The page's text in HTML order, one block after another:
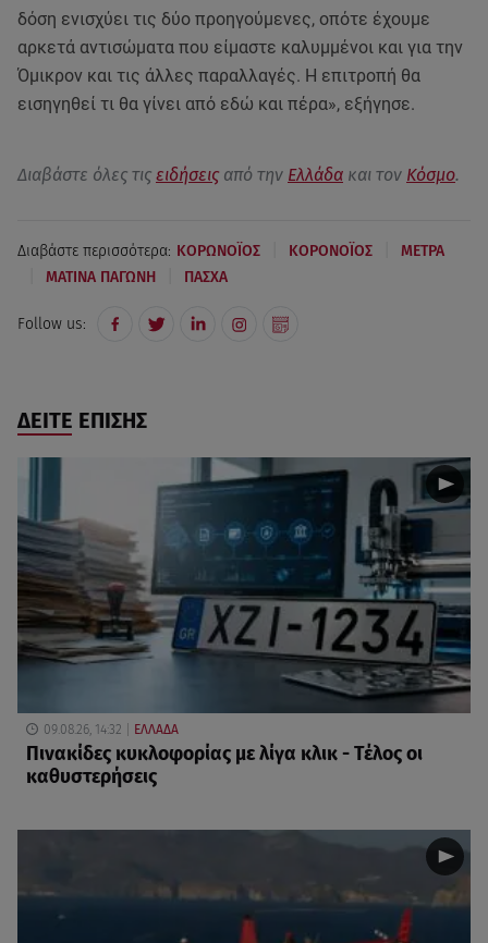
δόση ενισχύει τις δύο προηγούμενες, οπότε έχουμε
αρκετά αντισώματα που είμαστε καλυμμένοι και για την
Όμικρον και τις άλλες παραλλαγές. Η επιτροπή θα
εισηγηθεί τι θα γίνει από εδώ και πέρα», εξήγησε.
Διαβάστε όλες τις ειδήσεις από την Ελλάδα και τον Κόσμο.
Διαβάστε περισσότερα: ΚΟΡΩΝΟΪΟΣ ΚΟΡΟΝΟΪΟΣ ΜΕΤΡΑ
ΜΑΤΙΝΑ ΠΑΓΩΝΗ ΠΑΣΧΑ
Follow us:
ΔΕΙΤΕ ΕΠΙΣΗΣ
09.08.26, 14:32 ΕΛΛΑΔΑ
Πινακίδες κυκλοφορίας με λίγα κλικ - Τέλος οι
καθυστερήσεις